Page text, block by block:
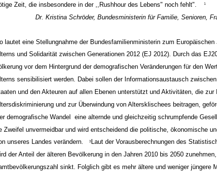
Zeit, die insbesondere in der ,,Rushhour des Lebens" noch fehlt".
1
Dr. Kristina Schröder, Bundesministerin für Familie, Senioren,
lautet eine Stellungnahme der Bundesfamilienministerin zum
und Solidarität zwischen Generationen 2012 (EJ 2012). Durch das
vor dem Hintergrund der demografischen Veränderungen für den
sensibilisiert werden. Dabei sollen der Informationsaustausch
und den Akteuren auf allen Ebenen unterstützt und Aktivitäten, die zur
und zur Überwindung von Altersklischees beitragen,
demografische Wandel ­ eine alternde und gleichzeitig schrumpfende
Zweifel unvermeidbar und wird entscheidend die politische, ökonomische
unseres Landes verändern.
3
Laut der Vorausberechnungen des
der Anteil der älteren Bevölkerung in den Jahren 2010 bis 2050
sinkt. Folglich gibt es mehr ältere und weniger jüngere